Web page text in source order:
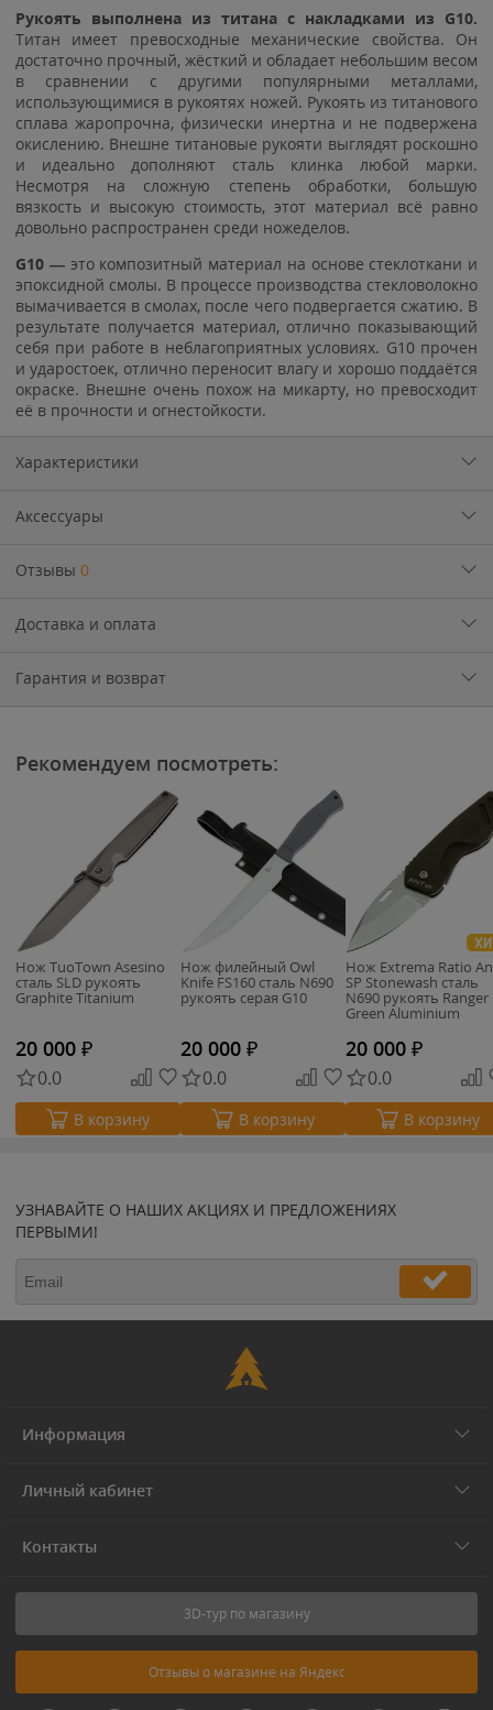
Рукоять выполнена из титана с накладками из G10.
Титан имеет превосходные механические свойства. Он
достаточно прочный, жёсткий и обладает небольшим весом
в сравнении с другими популярными металлами,
использующимися в рукоятях ножей. Рукоять из титанового
сплава жаропрочна, физически инертна и не подвержена
окислению. Внешне титановые рукояти выглядят роскошно
и идеально дополняют сталь клинка любой марки.
Несмотря на сложную степень обработки, большую
вязкость и высокую стоимость, этот материал всё равно
довольно распространен среди ножеделов.
G10 —это композитный материал на основе стеклоткани и
эпоксидной смолы. В процессе производства стекловолокно
вымачивается в смолах, после чего подвергается сжатию. В
результате получается материал, отлично показывающий
себя при работе в неблагоприятных условиях. G10 прочен
и ударостоек, отлично переносит влагу и хорошо поддаётся
окраске. Внешне очень похож на микарту, но превосходит
её в прочности и огнестойкости.
Характеристики
Аксессуары
Отзывы 0
Доставка и оплата
Гарантия и возврат
Рекомендуем посмотреть:
Нож TuoTown Asesino
сталь SLD рукоять
Graphite Titanium
20 000 ₽
0.0
В корзину
Нож филейный Owl
Knife FS160 сталь N690
рукоять серая G10
20 000 ₽
0.0
В корзину
Нож Extrema Ratio
SP Stonewash сталь
N690 рукоять Ranger
Green Aluminium
20 000 ₽
0.0
В корзину
УЗНАВАЙТЕ О НАШИХ АКЦИЯХ И ПРЕДЛОЖЕНИЯХ
ПЕРВЫМИ!
Информация
Личный кабинет
Контакты
3D-тур по магазину
Отзывы о магазине на Яндекс